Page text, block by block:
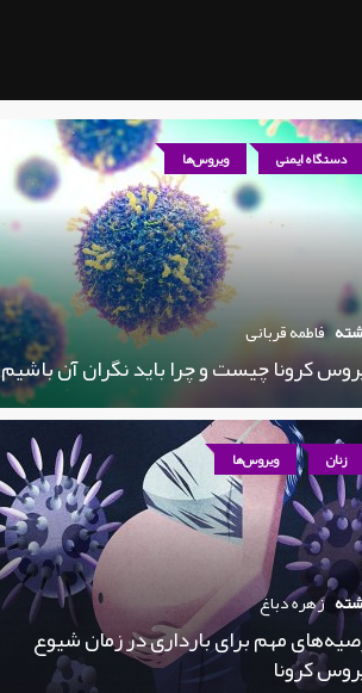
دستگاه ایمنی ویروس‌ها
فاطمه قربانی
کرونا چیست و چرا باید نگران آن باشیم
زنان ویروس‌ها
زهره دباغ
مهم برای بارداری در زمان شیوع
کرونا